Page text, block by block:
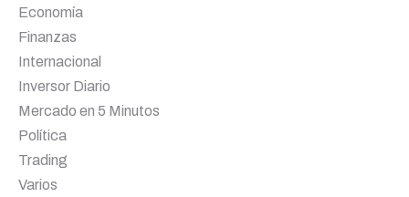
Economía
Finanzas
Internacional
Inversor Diario
Mercado en 5 Minutos
Política
Trading
Varios